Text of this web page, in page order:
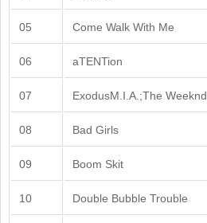
05 Come Walk With Me
06 aTENTion
07 ExodusM.I.A.;The Weeknd
08 Bad Girls
09 Boom Skit
10 Double Bubble Trouble